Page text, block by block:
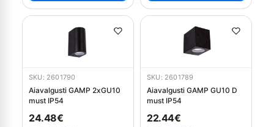
SKU: 2601790
Aiavalgusti GAMP 2xGU10
must IP54
24.48€
SKU: 2601789
Aiavalgusti GAMP GU10 D
must IP54
22.44€